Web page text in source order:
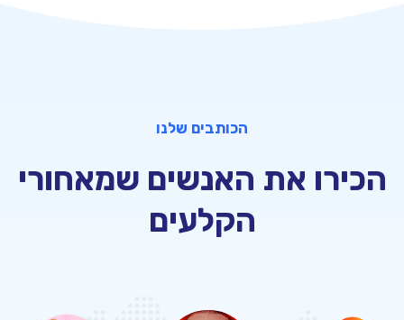
הכותבים שלנו
הכירו את האנשים שמאחורי
הקלעים